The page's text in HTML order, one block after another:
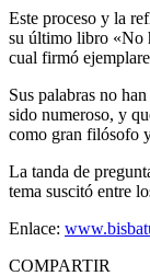
Este proceso y la
su último libro «No
cual firmó
Sus palabras no
sido numeroso, y
como gran filósofo
La tanda de
tema suscitó entre
Enlace:
COMPARTIR